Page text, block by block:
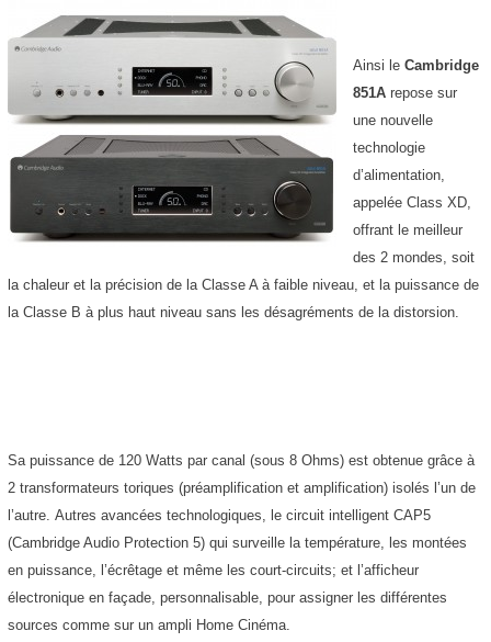
Ainsi le Cambridge
851A repose sur
une nouvelle
technologie
d’alimentation,
appelée Class XD,
offrant le meilleur
des 2 mondes, soit
la chaleur et la précision de la Classe A à faible niveau, et la puissance de
la Classe B à plus haut niveau sans les désagréments de la distorsion.
Sa puissance de 120 Watts par canal (sous 8 Ohms) est obtenue grâce à
2 transformateurs toriques (préamplification et amplification) isolés l’un de
l’autre. Autres avancées technologiques, le circuit intelligent CAP5
(Cambridge Audio Protection 5) qui surveille la température, les montées
en puissance, l’écrêtage et même les court-circuits; et l’afficheur
électronique en façade, personnalisable, pour assigner les différentes
sources comme sur un ampli Home Cinéma.